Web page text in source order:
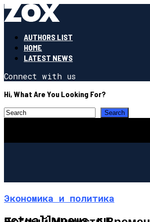
AUTHORS LIST
HOME
LATEST NEWS
Connect with us
Hi, What Are You Looking For?
Экономика и политика